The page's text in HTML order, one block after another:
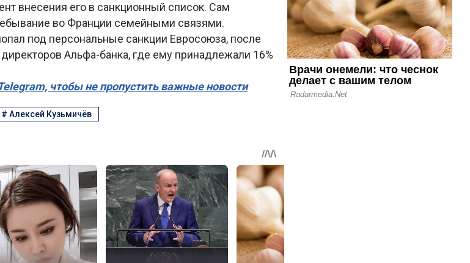
внесения его в санкционный список. Сам
во Франции семейными связями.
под персональные санкции Евросоюза, после
Альфа-банка, где ему принадлежали 16%
чтобы не пропустить важные новости
#Алексей Кузьмичёв